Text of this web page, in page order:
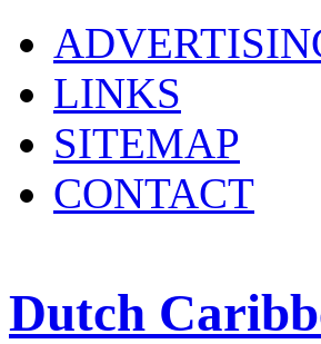
LINKS
SITEMAP
CONTACT
Dutch